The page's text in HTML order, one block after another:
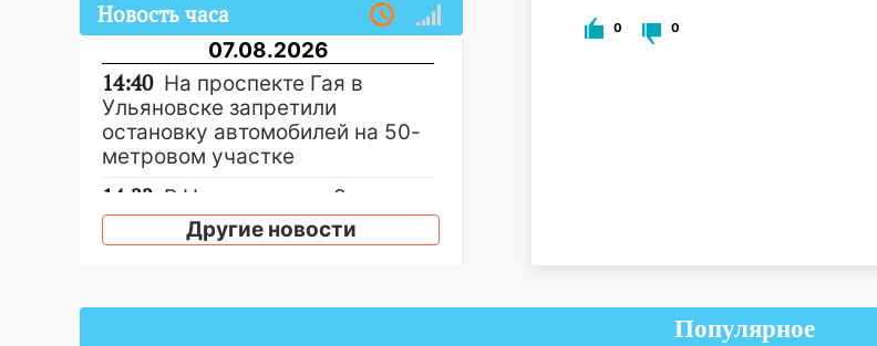
0 0
Новость часа
07.08.2026
14:40 На проспекте Гая в
Ульяновске запретили
остановку автомобилей на 50-
метровом участке
14:22 В Новом городе 8 августа
пройдет большой фестиваль
«Наше время» с
Другие новости
Популярное